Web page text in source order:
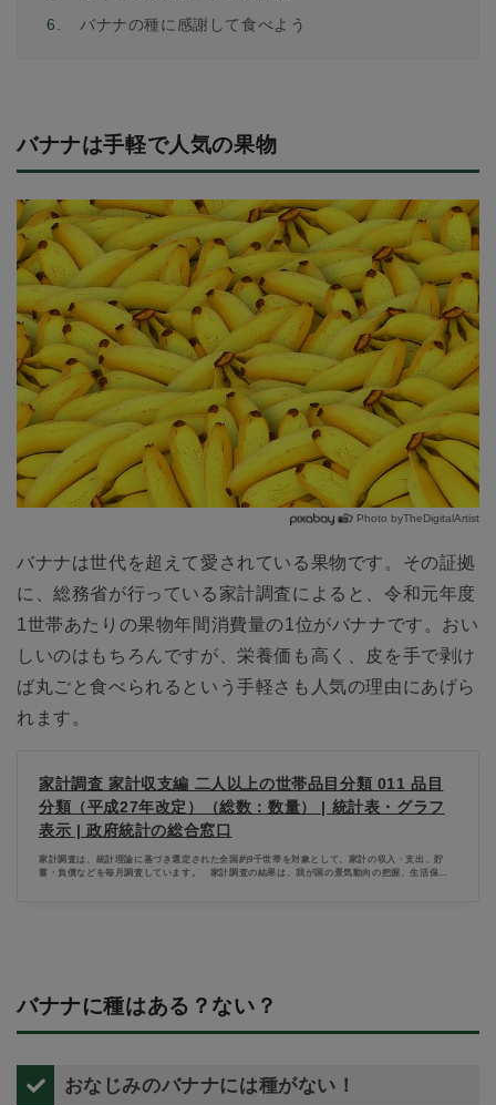
6.
バナナの種に感謝して食べよう
バナナは手軽で人気の果物
Photo byTheDigitalArtist
バナナは世代を超えて愛されている果物です。その証拠
に、総務省が行っている家計調査によると、令和元年度
1世帯あたりの果物年間消費量の1位がバナナです。おい
しいのはもちろんですが、栄養価も高く、皮を手で剥け
ば丸ごと食べられるという手軽さも人気の理由にあげら
れます。
家計調査 家計収支編 二人以上の世帯品目分類 011 品目
分類（平成27年改定）（総数：数量） | 統計表・グラフ
表示 | 政府統計の総合窓口
家計調査は、統計理論に基づき選定された全国約9千世帯を対象として、家計の収入・支出、貯
蓄・負債などを毎月調査しています。 家計調査の結果は、我が国の景気動向の把握、生活保護
バナナに種はある？ない？
おなじみのバナナには種がない！